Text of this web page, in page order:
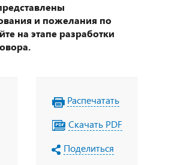
и пожелания по
на этапе разработки
Распечатать
Скачать PDF
Поделиться